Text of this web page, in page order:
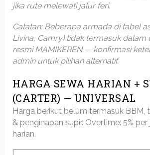
jika rute melewati jalur feri.
Catatan: Beberapa armada di tabel
Livina, Camry) tidak termasuk dalam
resmi MAMIKEREN — konfirmasi
admin untuk pilihan alternatif.
HARGA SEWA HARIAN +
(CARTER) — UNIVERSAL
Harga berikut belum termasuk BBM,
& penginapan supir. Overtime: 5%
harian.